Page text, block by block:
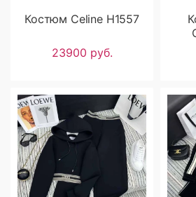
Костюм Celine H1557
23900 руб.